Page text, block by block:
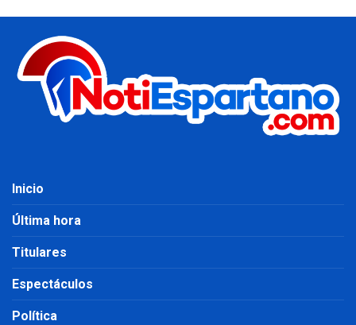
Inicio
Última hora
Titulares
Espectáculos
Política